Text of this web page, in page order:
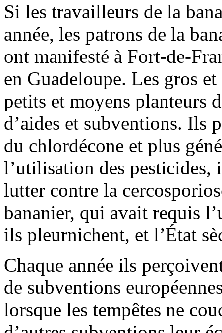
Si les travailleurs de la
année, les patrons de la
ont manifesté à Fort-de-
en Guadeloupe. Les gros
petits et moyens planteurs
d’aides et subventions. Ils
du chlordécone et plus
l’utilisation des pesticides,
lutter contre la
bananier, qui avait requis
ils pleurnichent, et l’État
Chaque année ils
de subventions
lorsque les tempêtes ne